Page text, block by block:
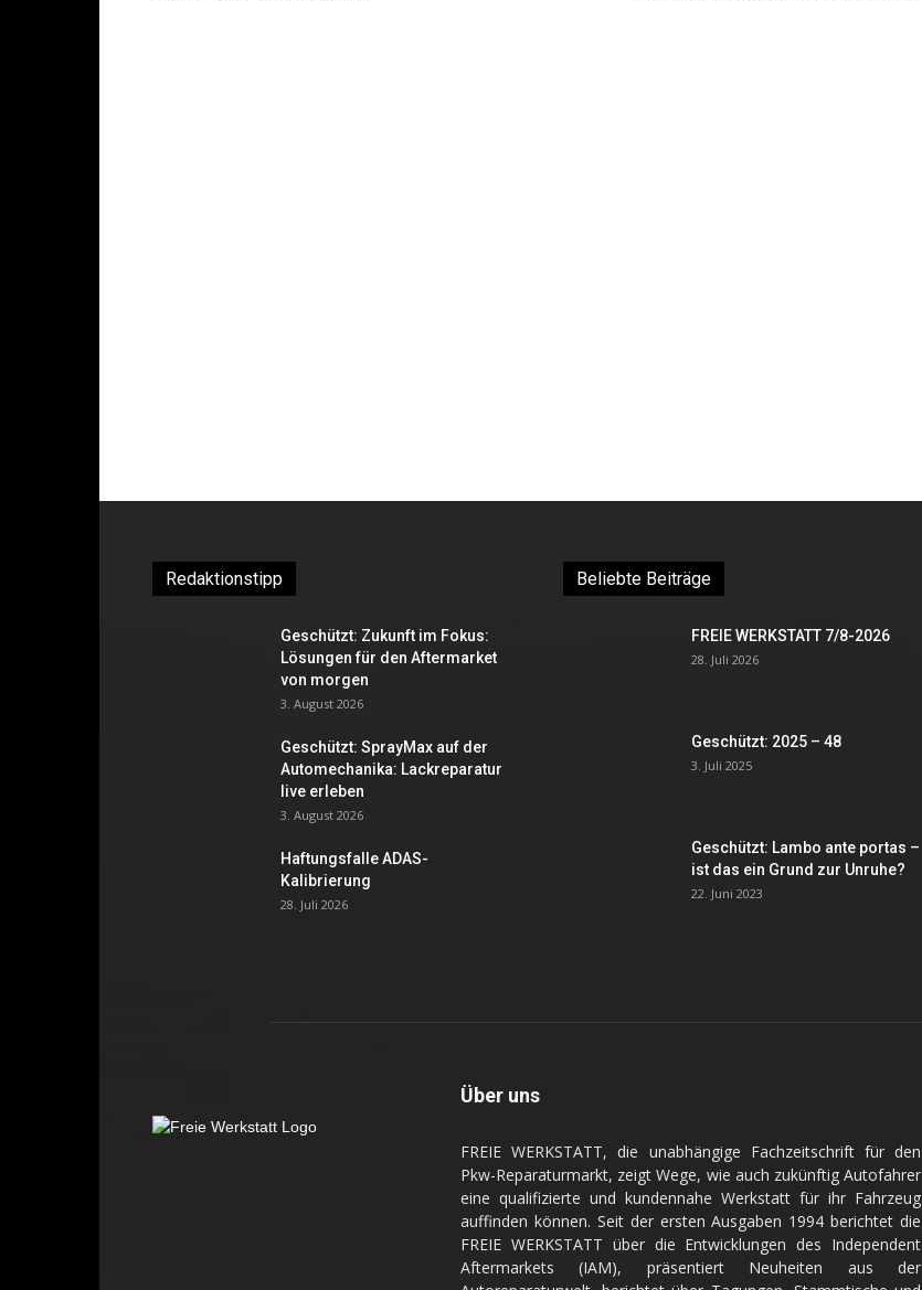
Redaktionstipp
Geschützt: Zukunft im Fokus:
Lösungen für den Aftermarket
von morgen
3. August 2026
Geschützt: SprayMax auf der
Automechanika: Lackreparatur
live erleben
3. August 2026
Haftungsfalle ADAS-
Kalibrierung
28. Juli 2026
Beliebte Beiträge
FREIE WERKSTATT 7/8-2026
28. Juli 2026
Geschützt: 2025 – 48
3. Juli 2025
Geschützt: Lambo ante portas –
ist das ein Grund zur Unruhe?
22. Juni 2023
Über uns
FREIE WERKSTATT, die unabhängige Fachzeitschrift für den
Pkw-Reparaturmarkt, zeigt Wege, wie auch zukünftig Autofahrer
eine qualifizierte und kundennahe Werkstatt für ihr Fahrzeug
auffinden können. Seit der ersten Ausgaben 1994 berichtet die
FREIE WERKSTATT über die Entwicklungen des Independent
Aftermarkets (IAM), präsentiert Neuheiten aus der